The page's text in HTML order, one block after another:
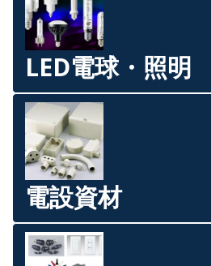
LED電球・照明
電設資材